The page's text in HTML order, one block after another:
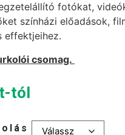
fotókat,
színházi előadások,
effektjeihez.
csomag.
-tól